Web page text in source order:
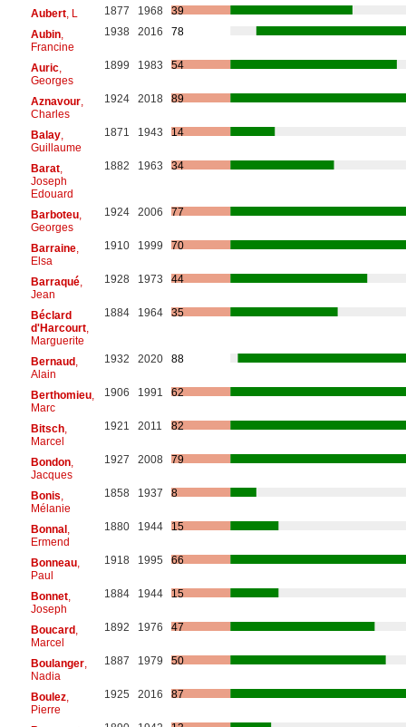
Aubert, L 1877 1968
39
Aubin,
Francine
1938 2016 78
Auric,
Georges
1899 1983 54
Aznavour,
Charles
1924 2018 89
Balay,
Guillaume
1871 1943 14
Barat,
Joseph
Edouard
1882 1963 34
Barboteu,
Georges
1924 2006 77
Barraine,
Elsa
1910 1999 70
Barraqué,
Jean
1928 1973 44
Béclard
d'Harcourt,
Marguerite
1884 1964 35
Bernaud,
Alain
1932 2020 88
Berthomieu,
Marc
1906 1991 62
Bitsch,
Marcel
1921 2011 82
Bondon,
Jacques
1927 2008 79
Bonis
Mélanie
1858 1937 8
Bonnal,
Ermend
1880 1944 15
Bonneau,
Paul
1918 1995 66
Bonnet,
Joseph
1884 1944 15
Boucard,
Marcel
1892 1976 47
Boulanger,
Nadia
1887 1979 50
Boulez,
Pierre
1925 2016 87